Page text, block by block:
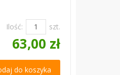
Ilość: szt.
63,00 zł
do koszyka